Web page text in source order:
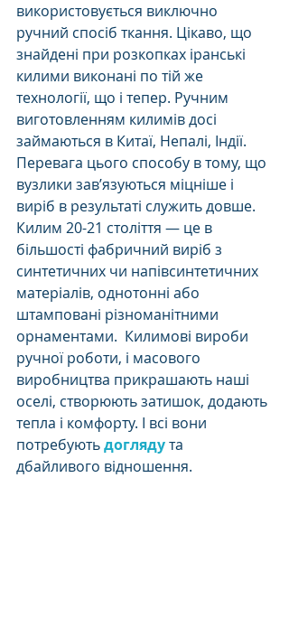
використовується виключно
ручний спосіб ткання. Цікаво, що
знайдені при розкопках іранські
килими виконані по тій же
технології, що і тепер. Ручним
виготовленням килимів досі
займаються в Китаї, Непалі, Індії.
Перевага цього способу в тому, що
вузлики зав’язуються міцніше і
виріб в результаті служить довше.
Килим 20-21 століття — це в
більшості фабричний виріб з
синтетичних чи напівсинтетичних
матеріалів, однотонні або
штамповані різноманітними
орнаментами.  Килимові вироби
ручної роботи, і масового
виробництва прикрашають наші
оселі, створюють затишок, додають
тепла і комфорту. І всі вони
потребують догляду та
дбайливого відношення.